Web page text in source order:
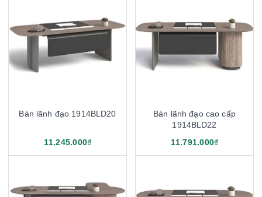
Bàn lãnh đạo 1914BLD20
11.245.000₫
Bàn lãnh đạo cao cấp
1914BLD22
11.791.000₫